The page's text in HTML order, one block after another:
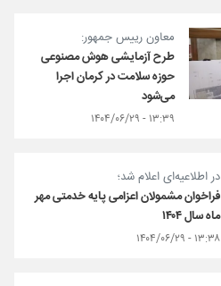
معاون رییس جمهور:
طرح آزمایشی هوش مصنوعی
حوزه سلامت در کرمان اجرا
می‌شود
۱۳:۳۹ - ۱۴۰۴/۰۶/۲۹
در اطلاعیه‌ای اعلام شد؛
فراخوان مشمولان اعزامی پایه خدمتی مهر
ماه سال ۱۴۰۴
۱۳:۳۸ - ۱۴۰۴/۰۶/۲۹